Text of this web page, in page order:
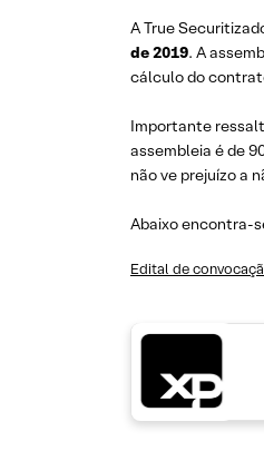
A True
de 2019. A
cálculo do
Importante
assembleia é de
não ve prejuízo a
Abaixo encontra-
Edital de